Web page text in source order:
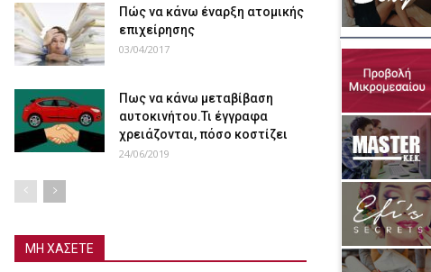
Πώς να κάνω έναρξη ατομικής
επιχείρησης
03/04/2017
Πως να κάνω μεταβίβαση
αυτοκινήτου.Τι έγγραφα
χρειάζονται, πόσο κοστίζει
24/06/2019
ΜΗ ΧΑΣΕΤΕ